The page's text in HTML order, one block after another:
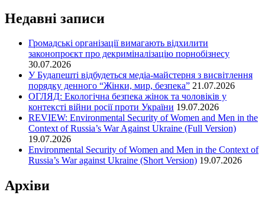
Недавні записи
Громадські організації вимагають відхилити
законопроєкт про декриміналізацію порнобізнесу
30.07.2026
У Будапешті відбудеться медіа-майстерня з висвітлення
порядку денного “Жінки, мир, безпека” 21.07.2026
ОГЛЯД: Екологічна безпека жінок та чоловіків у
контексті війни росії проти України 19.07.2026
REVIEW: Environmental Security of Women and Men in the
Context of Russia’s War Against Ukraine (Full Version)
19.07.2026
Environmental Security of Women and Men in the Context of
Russia’s War against Ukraine (Short Version) 19.07.2026
Архіви